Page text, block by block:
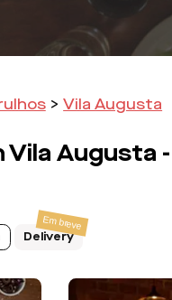
> Vila Augusta
Vila Augusta -
Delivery